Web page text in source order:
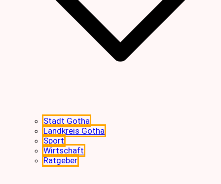
Stadt Gotha
Landkreis Gotha
Sport
Wirtschaft
Ratgeber